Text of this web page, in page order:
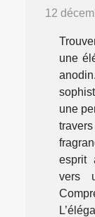
12
une
une
esprit
vers